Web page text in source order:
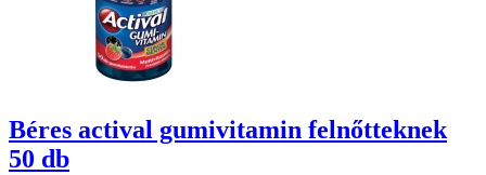
Béres actival gumivitamin felnőtteknek
50 db